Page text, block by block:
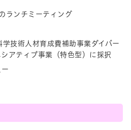
ランチミーティング
技術人材育成費補助事業ダイバー
アティブ事業（特色型）に採択